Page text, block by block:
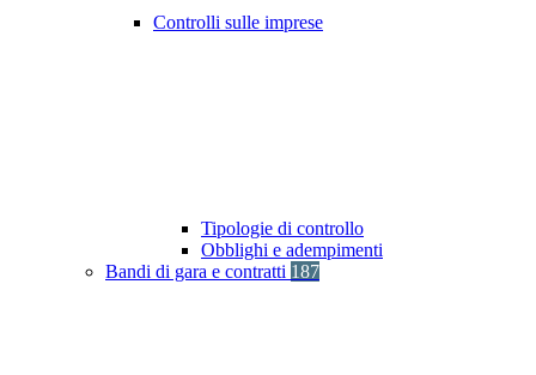
Controlli sulle imprese
Tipologie di controllo
Obblighi e adempimenti
Bandi di gara e contratti 187